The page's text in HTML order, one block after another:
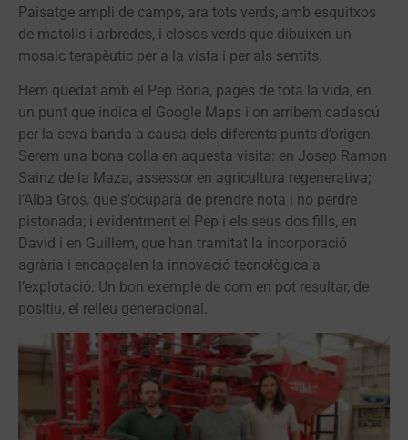
Paisatge ampli de camps, ara tots verds, amb esquitxos
de matolls i arbredes, i closos verds que dibuixen un
mosaic terapèutic per a la vista i per als sentits.
Hem quedat amb el Pep Bòria, pagès de tota la vida, en
un punt que indica el Google Maps i on arribem cadascú
per la seva banda a causa dels diferents punts d’origen.
Serem una bona colla en aquesta visita: en Josep Ramon
Sainz de la Maza, assessor en agricultura regenerativa;
l’Alba Gros, que s’ocuparà de prendre nota i no perdre
pistonada; i evidentment el Pep i els seus dos fills, en
David i en Guillem, que han tramitat la incorporació
agrària i encapçalen la innovació tecnològica a
l’explotació. Un bon exemple de com en pot resultar, de
positiu, el relleu generacional.